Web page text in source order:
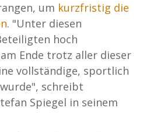
um kurzfristig die
. "Unter diesen
hoch
Ende trotz aller dieser
vollständige, sportlich
schreibt
Spiegel in seinem